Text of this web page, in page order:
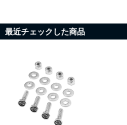
最近チェックした商品